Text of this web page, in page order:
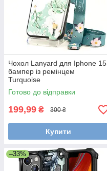
Чохол Lanyard для Iphone 15
бампер із ремінцем
Turquoise
Готово до відправки
199,99 ₴ 300 ₴
Купити
–33%